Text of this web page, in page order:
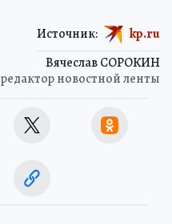
Вячеслав СОРОКИН
редактор новостной ленты
Источник: kp.ru